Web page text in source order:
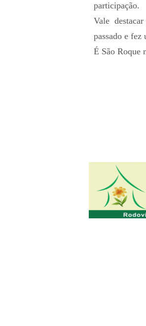
participação.
Vale
passado e fez
É São Roque